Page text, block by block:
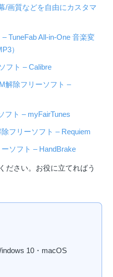
/画質などを自由にカスタマ
TuneFab All-in-One 音楽変
）
フト – Calibre
解除フリーソフト –
フト – myFairTunes
フリーソフト – Requiem
ソフト – HandBrake
ださい。お役に立てればう
10・macOS